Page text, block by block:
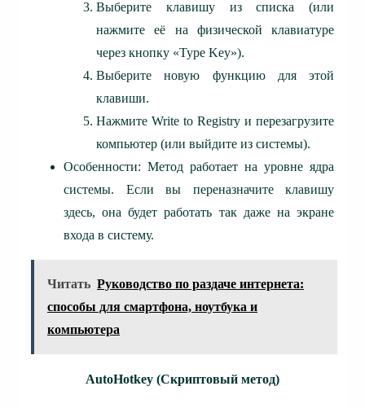
Выберите клавишу из списка (или
нажмите её на физической клавиатуре
через кнопку «Type Key»).
Выберите новую функцию для этой
клавиши.
Нажмите Write to Registry и перезагрузите
компьютер (или выйдите из системы).
Особенности: Метод работает на уровне ядра
системы. Если вы переназначите клавишу
здесь, она будет работать так даже на экране
входа в систему.
Читать Руководство по раздаче интернета:
способы для смартфона, ноутбука и
компьютера
AutoHotkey (Скриптовый метод)